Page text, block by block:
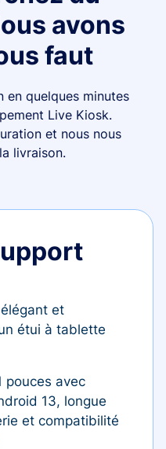
avons
faut
quelques minutes
Live Kiosk.
et nous nous
livraison.
et
étui à tablette
pouces avec
13, longue
et compatibilité